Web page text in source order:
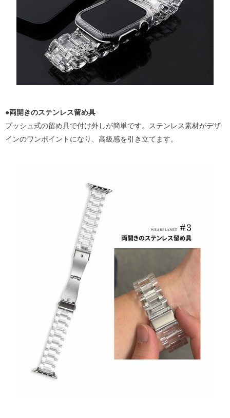
●両開きのステンレス留め具
プッシュ式の留め具で付け外しが簡単です。ステンレス素材がデザ
インのワンポイントになり、高級感を引き立てます。